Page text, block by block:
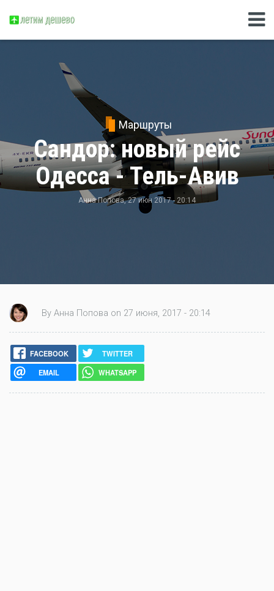
Маршруты
Сандор: новый рейс
Одесса - Тель-Авив
Анна Попова, 27 июн 2017 - 20:14
By Анна Попова on 27 июня, 2017 - 20:14
FACEBOOK
TWITTER
EMAIL
WHATSAPP